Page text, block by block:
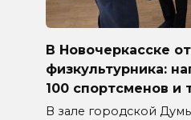
В Новочеркасске
физкультурника:
100 спортсменов и
В зале городской